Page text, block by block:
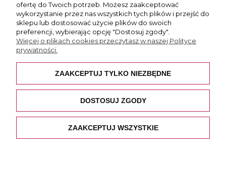
Płatność i dostawa
Pomoc
O nas
ofertę do Twoich potrzeb. Możesz zaakceptować
wykorzystanie przez nas wszystkich tych plików i przejść do
sklepu lub dostosować użycie plików do swoich
preferencji, wybierając opcję "Dostosuj zgody".
Więcej o plikach cookies przeczytasz w naszej Polityce
prywatności.
ZAAKCEPTUJ TYLKO NIEZBĘDNE
DOSTOSUJ ZGODY
ZAAKCEPTUJ WSZYSTKIE